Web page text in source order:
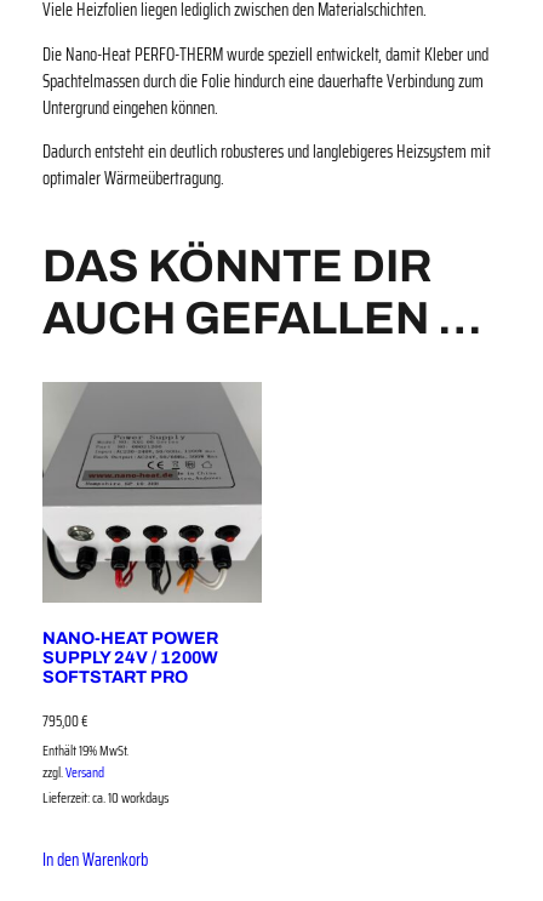
Viele Heizfolien liegen lediglich zwischen den Materialschichten.
Die Nano-Heat PERFO-THERM wurde speziell entwickelt, damit Kleber und
Spachtelmassen durch die Folie hindurch eine dauerhafte Verbindung zum
Untergrund eingehen können.
Dadurch entsteht ein deutlich robusteres und langlebigeres Heizsystem mit
optimaler Wärmeübertragung.
DAS KÖNNTE DIR
AUCH GEFALLEN …
NANO-HEAT POWER
SUPPLY 24V / 1200W
SOFTSTART PRO
795,00€
Enthält 19% MwSt.
zzgl.Versand
Lieferzeit: ca. 10 workdays
In den Warenkorb